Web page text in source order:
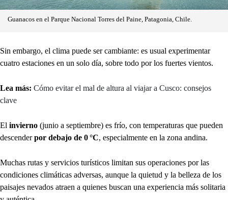
Guanacos en el Parque Nacional Torres del Paine, Patagonia, Chile.
Sin embargo, el clima puede ser cambiante: es usual experimentar
cuatro estaciones en un solo día, sobre todo por los fuertes vientos.
Lea más: Cómo evitar el mal de altura al viajar a Cusco: consejos
clave
El invierno (junio a septiembre) es frío, con temperaturas que pueden
descenderpor debajo de 0 °C, especialmente en la zona andina.
Muchas rutas y servicios turísticos limitan sus operaciones por las
condiciones climáticas adversas, aunque la quietud y la belleza de los
paisajes nevados atraen a quienes buscan una experiencia más solitaria